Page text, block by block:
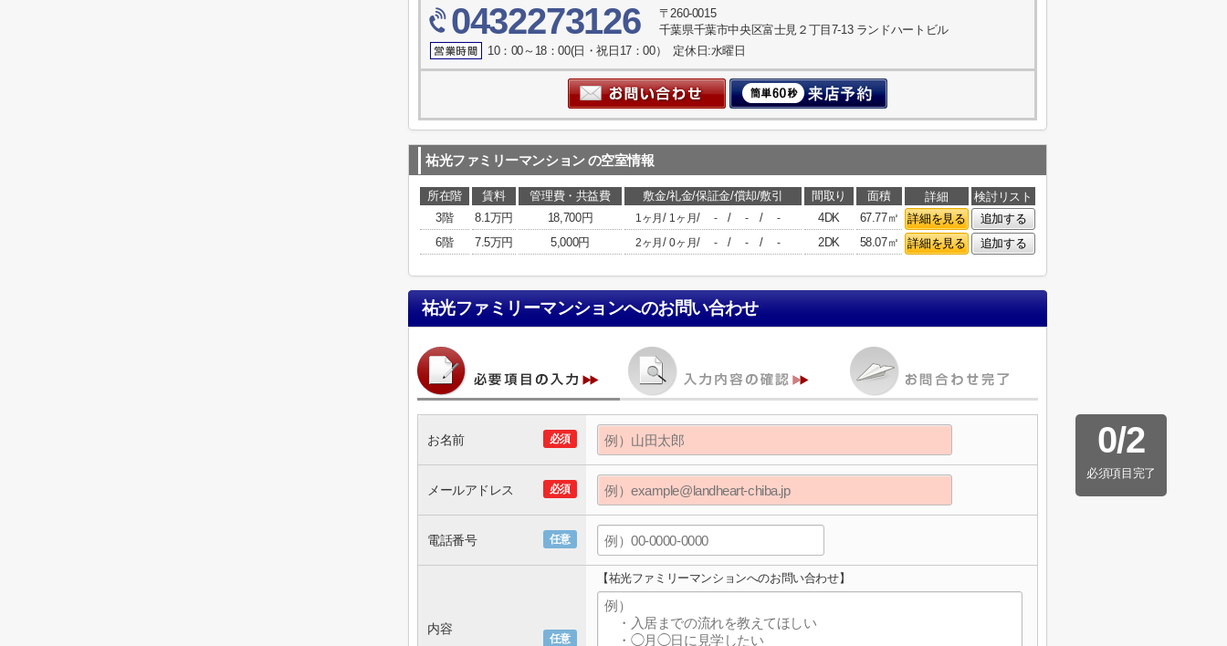
0432273126
〒260-0015
千葉県千葉市中央区富士見２丁目7-13 ランドハートビル
10：00～18：00(日・祝日17：00） 定休日:水曜日
祐光ファミリーマンション の空室情報
所在階 賃料 管理費・共益費 敷金/礼金/保証金/償却/敷引 間取り 面積 詳細
検討リスト
3階
8.1万円 18,700円 1ヶ月/ 1ヶ月/ - / - / - 4DK 67.77㎡ 詳細を見る
追加する
6階
7.5万円 5,000円 2ヶ月/0ヶ月/ - / - / - 2DK 58.07㎡ 詳細を見る 追加する
祐光ファミリーマンションへのお問い合わせ
0/2
必須項目完了
必須
お名前
必須
メールアドレス
任意
電話番号
任意
内容
【祐光ファミリーマンションへのお問い合わせ】